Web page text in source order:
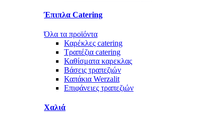
Έπιπλα Catering
Όλα τα προϊόντα
Καρέκλες catering
Τραπέζια catering
Καθίσματα καρεκλας
Βάσεις τραπεζιών
Καπάκια Werzalit
Επιφάνειες τραπεζιών
Χαλιά